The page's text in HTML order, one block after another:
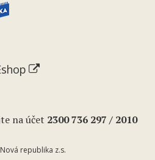
na účet 2300 736 297 / 2010
republika z.s.